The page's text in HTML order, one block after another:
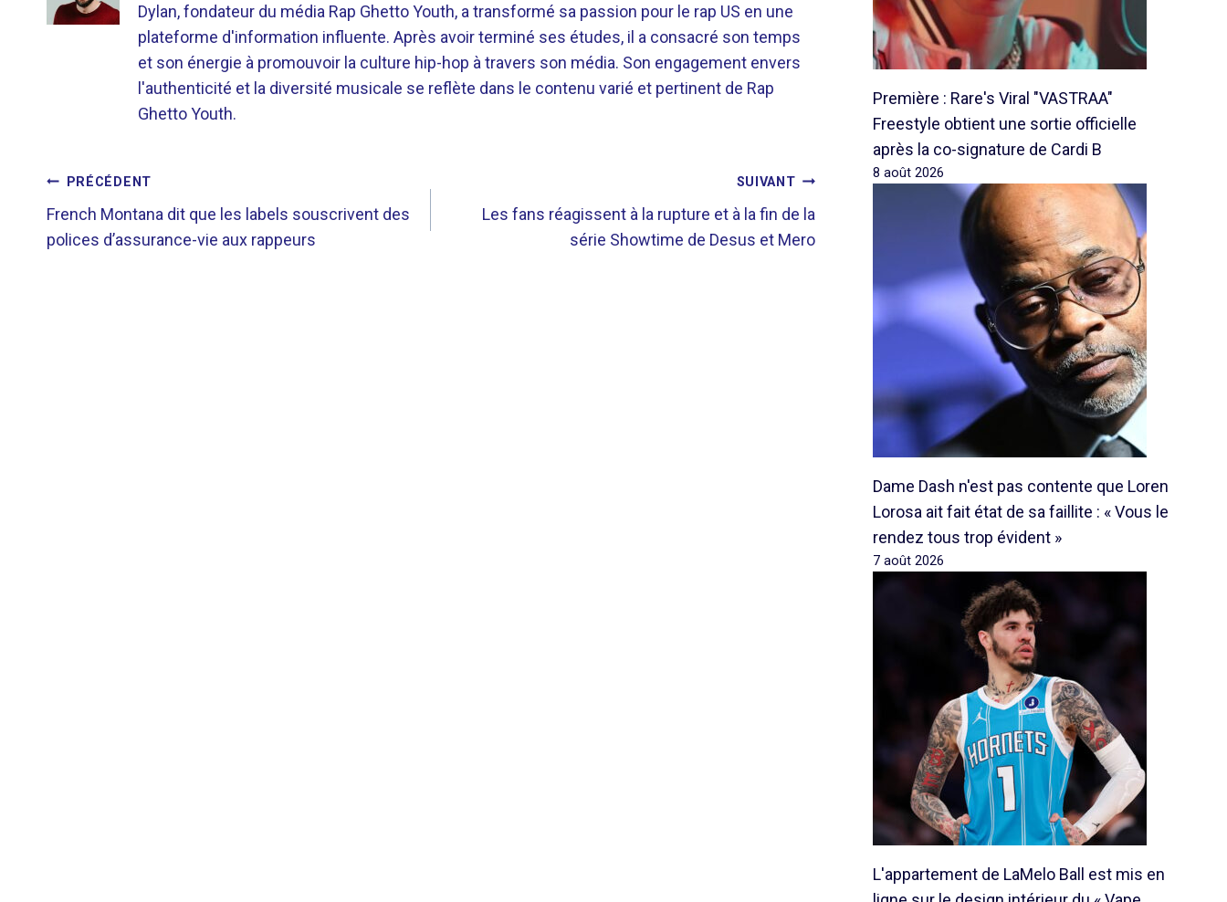
Dylan, fondateur du média Rap Ghetto Youth, a transformé sa passion pour le rap US en une
plateforme d'information influente. Après avoir terminé ses études, il a consacré son temps
et son énergie à promouvoir la culture hip-hop à travers son média. Son engagement envers
l'authenticité et la diversité musicale se reflète dans le contenu varié et pertinent de Rap
Ghetto Youth.
NAVIGATION
DE
PRÉCÉDENT
French Montana dit que les labels souscrivent des
polices d’assurance-vie aux rappeurs
SUIVANT
Les fans réagissent à la rupture et à la fin de la
série Showtime de Desus et Mero
Première : Rare's Viral "VASTRAA"
Freestyle obtient une sortie officielle
après la co-signature de Cardi B
8 août 2026
Dame Dash n'est pas contente que Loren
Lorosa ait fait état de sa faillite : « Vous le
rendez tous trop évident »
7 août 2026
L'appartement de LaMelo Ball est mis en